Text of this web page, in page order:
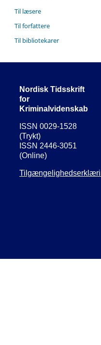
Til læsere
Til forfattere
Til bibliotekarer
Nordisk Tidsskrift
for
Kriminalvidenskab
ISSN 0029-1528
(Trykt)
ISSN 2446-3051
(Online)